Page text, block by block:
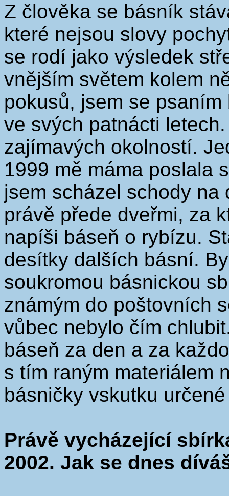
Z člověka se básník
které nejsou slovy
se rodí jako výsledek
vnějším světem kolem
pokusů, jsem se
ve svých patnácti
zajímavých okolností.
1999 mě máma poslala
jsem scházel schody
právě přede dveřmi, za
napíši báseň o rybízu.
desítky dalších básní.
soukromou básnickou
známým do poštovních
vůbec nebylo čím
báseň za den a za
s tím raným materiálem
básničky vskutku
Právě vycházející
2002. Jak se dnes